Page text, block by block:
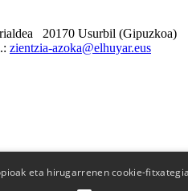
20170 Usurbil (Gipuzkoa)
zientzia-azoka@elhuyar.eus
eta hirugarrenen cookie-